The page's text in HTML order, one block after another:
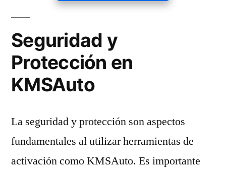
Seguridad y
Protección en
KMSAuto
La seguridad y protección son aspectos
fundamentales al utilizar herramientas de
activación como KMSAuto. Es importante